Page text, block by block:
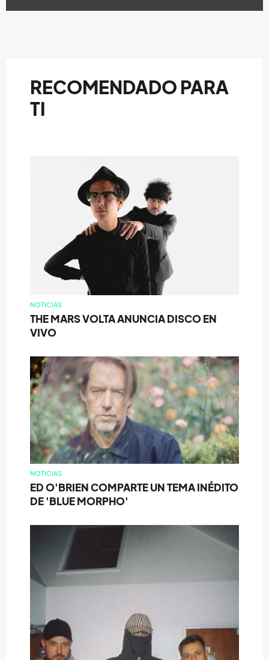
RECOMENDADO PARA
TI
NOTICIAS
THE MARS VOLTA ANUNCIA DISCO EN
VIVO
NOTICIAS
ED O'BRIEN COMPARTE UN TEMA INÉDITO
DE 'BLUE MORPHO'